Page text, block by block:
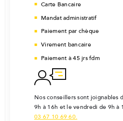
Carte Bancaire
Mandat administratif
Paiement par chèque
Virement bancaire
Paiement à 45 jrs fdm
Nos conseillers sont joignables
9h à 16h et le vendredi de 9h à
03 67 10 69 60.